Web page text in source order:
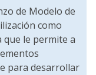
de Modelo de
como
que le permite a
para desarrollar